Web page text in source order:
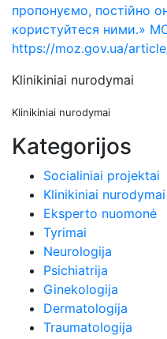
пропонуємо, постійно
користуйтеся ними.»
https://moz.gov.ua/
Klinikiniai nurodymai
Klinikiniai nurodymai
Kategorijos
Socialiniai projektai
Klinikiniai nurodymai
Eksperto nuomonė
Tyrimai
Neurologija
Psichiatrija
Ginekologija
Dermatologija
Traumatologija